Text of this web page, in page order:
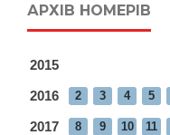
АРХІВ НОМЕРІВ
2015
2016 2 3 4 5
2017 8 9 10 11